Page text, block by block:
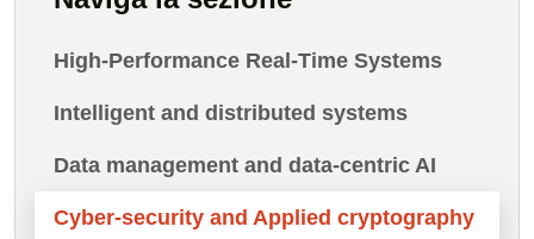
High-Performance Real-Time Systems
Intelligent and distributed systems
Data management and data-centric AI
Cyber-security and Applied cryptography